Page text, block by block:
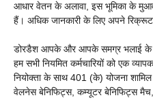
आधार वेतन के अलावा, इस भूमिका के
हैं। अधिक जानकारी के लिए अपने
डोरडैश आपके और आपके समग्र भलाई के
हम सभी नियमित कर्मचारियों को एक
नियोक्ता के साथ 401 (के) योजना
वेलनेस बेनिफिट्स, कम्यूटर बेनिफिट्स